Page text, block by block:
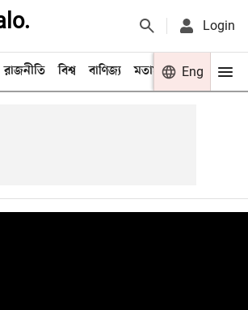
Login
রাজনীতি বিশ্ব বাণিজ্য মতামত খেলা
Eng